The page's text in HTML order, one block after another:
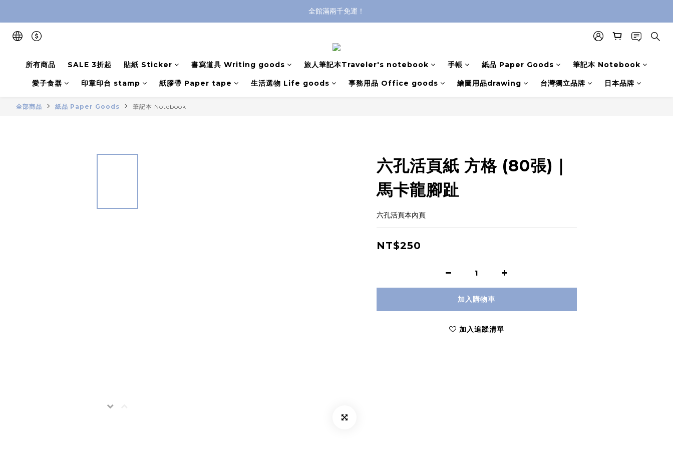
全館滿兩千免運！
登入購買，立即接收出貨通知
所有商品 SALE 3折起 貼紙 Sticker 書寫道具 Writing goods 旅人筆記本Traveler's notebook 手帳 紙品 Paper Goods 筆記本 Notebook
愛子食器 印章印台 stamp 紙膠帶 Paper tape 生活選物 Life goods 事務用品 Office goods 繪圖用品drawing 台灣獨立品牌 日本品牌
全部商品 紙品 Paper Goods 筆記本 Notebook
六孔活頁紙 方格 (80張)｜
馬卡龍腳趾
六孔活頁本內頁
NT$250
加入購物車
加入追蹤清單